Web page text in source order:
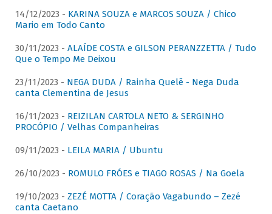
14/12/2023 - KARINA SOUZA e MARCOS SOUZA / Chico
Mario em Todo Canto
30/11/2023 - ALAÍDE COSTA e GILSON PERANZZETTA / Tudo
Que o Tempo Me Deixou
23/11/2023 - NEGA DUDA / Rainha Quelê - Nega Duda
canta Clementina de Jesus
16/11/2023 - REIZILAN CARTOLA NETO & SERGINHO
PROCÓPIO / Velhas Companheiras
09/11/2023 - LEILA MARIA / Ubuntu
26/10/2023 - ROMULO FRÓES e TIAGO ROSAS / Na Goela
19/10/2023 - ZEZÉ MOTTA / Coração Vagabundo – Zezé
canta Caetano